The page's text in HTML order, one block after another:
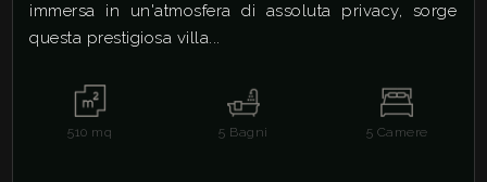
immersa in un'atmosfera di assoluta privacy, sorge
questa prestigiosa villa...
510 mq 5 Bagni 5 Camere